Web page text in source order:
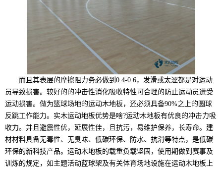
而且其表层的摩擦阻力务必做到0.4-0.6，发滑或太涩都是对运动
员导致损害。较好的的冲击性消化吸收特性可合理的防止运动员遭受
运动损害。做为篮球场地的运动木地板，还必须具备90%之上的圆球
反跳工作能力。实木运动地板优势是啥?运动木地板有优良的冲击力吸
收力。并且避震性优，延展性佳，且抗污，易维护保养，长寿命。建
材材料具备无毒性、无臭味、低碳环保、防水、抗滑等特点，是低碳
环保的新科技产品。运动木地板的载重负载坚固，使用期做到赛事及
训炼的规定，如主题活动蓝球架及有关体育场地设施在运动木地板上